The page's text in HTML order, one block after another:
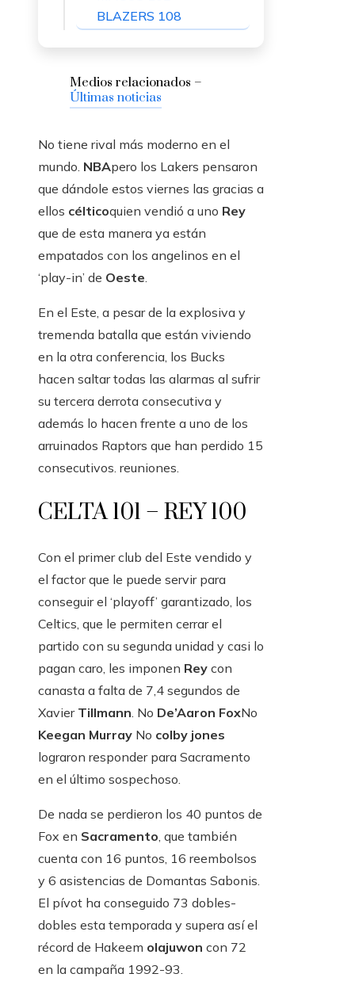
BLAZERS 108
Medios relacionados –
Últimas noticias
No tiene rival más moderno en el
mundo. NBApero los Lakers pensaron
que dándole estos viernes las gracias a
ellos célticoquien vendió a uno Rey
que de esta manera ya están
empatados con los angelinos en el
‘play-in’ de Oeste.
En el Este, a pesar de la explosiva y
tremenda batalla que están viviendo
en la otra conferencia, los Bucks
hacen saltar todas las alarmas al sufrir
su tercera derrota consecutiva y
además lo hacen frente a uno de los
arruinados Raptors que han perdido 15
consecutivos. reuniones.
CELTA 101 – REY 100
Con el primer club del Este vendido y
el factor que le puede servir para
conseguir el ‘playoff’ garantizado, los
Celtics, que le permiten cerrar el
partido con su segunda unidad y casi lo
pagan caro, les imponen Rey con
canasta a falta de 7,4 segundos de
Xavier Tillmann. No De’Aaron FoxNo
Keegan Murray No colby jones
lograron responder para Sacramento
en el último sospechoso.
De nada se perdieron los 40 puntos de
Fox en Sacramento, que también
cuenta con 16 puntos, 16 reembolsos
y 6 asistencias de Domantas Sabonis.
El pívot ha conseguido 73 dobles-
dobles esta temporada y supera así el
récord de Hakeem olajuwon con 72
en la campaña 1992-93.